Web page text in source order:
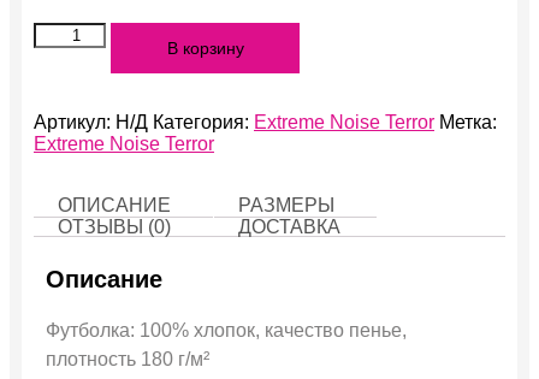
Количество
Extreme
В корзину
Артикул: Н/Д Категория: Extreme Noise Terror Метка:
Extreme Noise Terror
ОПИСАНИЕ
РАЗМЕРЫ
ОТЗЫВЫ (0)
ДОСТАВКА
Описание
Футболка: 100% хлопок, качество пенье,
плотность 180 г/м²